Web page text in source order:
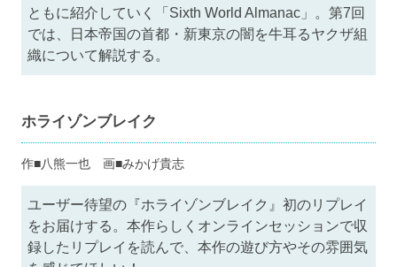
ともに紹介していく「Sixth World Almanac」。第7回
では、日本帝国の首都・新東京の闇を牛耳るヤクザ組
織について解説する。
ホライゾンブレイク
作■八熊一也 画■みかげ貴志
ユーザー待望の『ホライゾンブレイク』初のリプレイ
をお届けする。本作らしくオンラインセッションで収
録したリプレイを読んで、本作の遊び方やその雰囲気